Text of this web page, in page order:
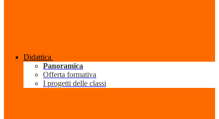
Didattica
Panoramica
Offerta formativa
I progetti delle classi